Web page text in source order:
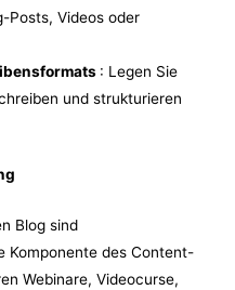
Posts, Videos oder
: Legen Sie
und strukturieren
Blog sind
Komponente des Content-
Webinare, Videocurse,